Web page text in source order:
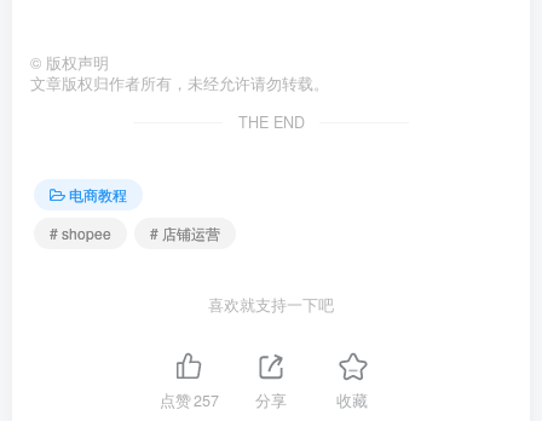
© 版权声明
文章版权归作者所有，未经允许请勿转载。
THE END
电商教程
# shopee
# 店铺运营
喜欢就支持一下吧
点赞257 分享 收藏